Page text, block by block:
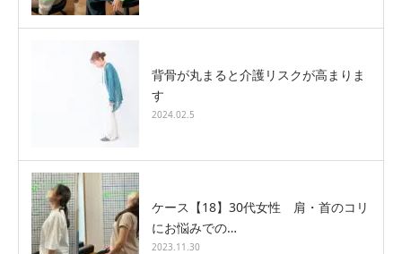
背骨が丸まると介護リスクが高まりま
す
2024.02.5
ケース【18】30代女性 肩・首のコリ
にお悩みでの…
2023.11.30